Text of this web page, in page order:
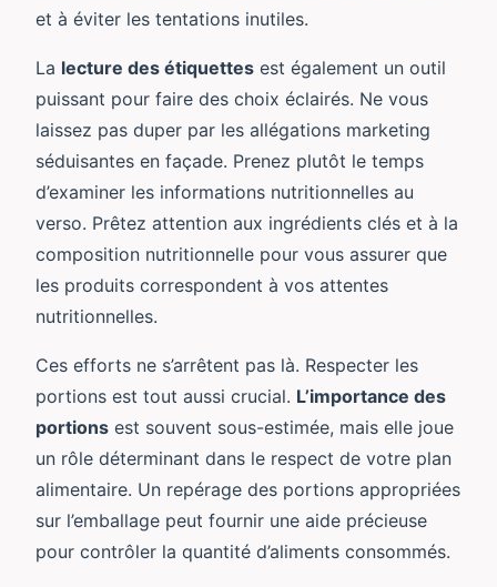
et à éviter les tentations inutiles.
La lecture des étiquettes est également un outil
puissant pour faire des choix éclairés. Ne vous
laissez pas duper par les allégations marketing
séduisantes en façade. Prenez plutôt le temps
d’examiner les informations nutritionnelles au
verso. Prêtez attention aux ingrédients clés et à la
composition nutritionnelle pour vous assurer que
les produits correspondent à vos attentes
nutritionnelles.
Ces efforts ne s’arrêtent pas là. Respecter les
portions est tout aussi crucial. L’importance des
portions est souvent sous-estimée, mais elle joue
un rôle déterminant dans le respect de votre plan
alimentaire. Un repérage des portions appropriées
sur l’emballage peut fournir une aide précieuse
pour contrôler la quantité d’aliments consommés.